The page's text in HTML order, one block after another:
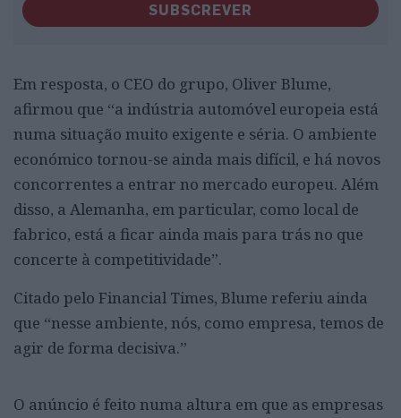
SUBSCREVER
Em resposta, o CEO do grupo, Oliver Blume,
afirmou que “a indústria automóvel europeia está
numa situação muito exigente e séria. O ambiente
económico tornou-se ainda mais difícil, e há novos
concorrentes a entrar no mercado europeu. Além
disso, a Alemanha, em particular, como local de
fabrico, está a ficar ainda mais para trás no que
concerte à competitividade”.
Citado pelo Financial Times, Blume referiu ainda
que “nesse ambiente, nós, como empresa, temos de
agir de forma decisiva.”
O anúncio é feito numa altura em que as empresas